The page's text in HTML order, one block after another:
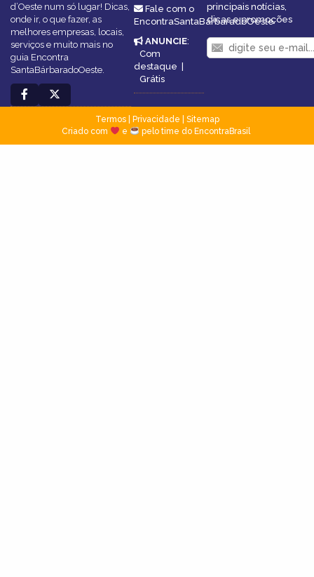
d’Oeste num só lugar! Dicas,
onde ir, o que fazer, as
melhores empresas, locais,
serviços e muito mais no
guia Encontra
SantaBárbaradoOeste.
Fale com o
EncontraSantaBárbaradoOeste
ANUNCIE:
Com
destaque |
Grátis
principais notícias,
dicas e promoções
Termos| Privacidade
Sitemap
Criado com
e pelo time do EncontraBrasil